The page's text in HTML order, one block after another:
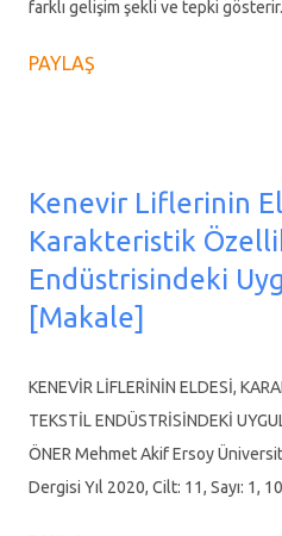
farklı gelişim şekli ve tepki
yetiştirmek suretiyle beklenen
katı oranda THC alınabilmektedir.
Modern Kullanım Alanları Kenevir
yetiştirme tekniği, tekstil sektörü,
çeşit ıslahı konularında
yılda gerçekleştirilmiştir. Tescil
monoik (hermafrodit) çeşitlerdi...
PAYLAŞ
Kenevir Liflerinin
Karakteristik
Endüstrisindeki
[Makale]
KENEVİR LİFLERİNİN ELDESİ,
TEKSTİL ENDÜSTRİSİNDEKİ
ÖNER Mehmet Akif Ersoy
Dergisi Yıl 2020, Cilt: 11, Sayı: 1,